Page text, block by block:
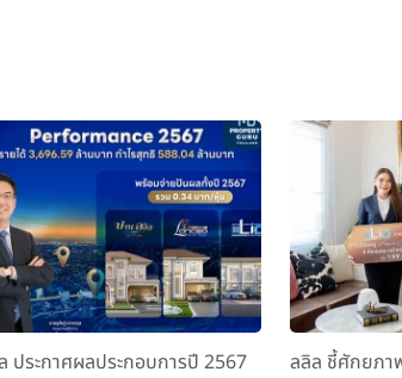
ประกาศผลประกอบการปี 2567
ลลิล ชี้ศักยภา